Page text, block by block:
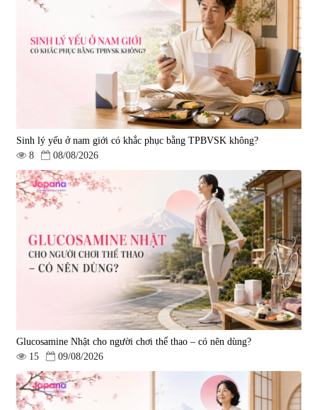
Viên uống bổ não Ribeto Shoji
57.920
1.450.000 đ
Viên nang uống cải thiện thị lực,
trí nhớ DHA + EPA + Flaxseed
Oil 30 viên/gói - Date 02/2027
|52.346
225.000 đ
Tẩy tế bào chết Nichiei Bussan
Nano NMN+ Peeling Gel
1.490.000 đ
Viên uống hỗ trợ bền thành
mạch, ngừa tai biến Elastin Plus
& Nattokinase Hokoen 80 viên
|0
980.000 đ
Viên uống bổ gan Ribeto Shoji
Hepaclean 60 viên
Viên uống hỗ trợ cải thiện thoát
vị đĩa đệm Kyoto Has 30 viên
Sinh lý yếu ở nam giới có khắc phục bằng TPBVSK không?
8
08/08/2026
Glucosamine Nhật cho người chơi thể thao – có nên dùng?
15
09/08/2026